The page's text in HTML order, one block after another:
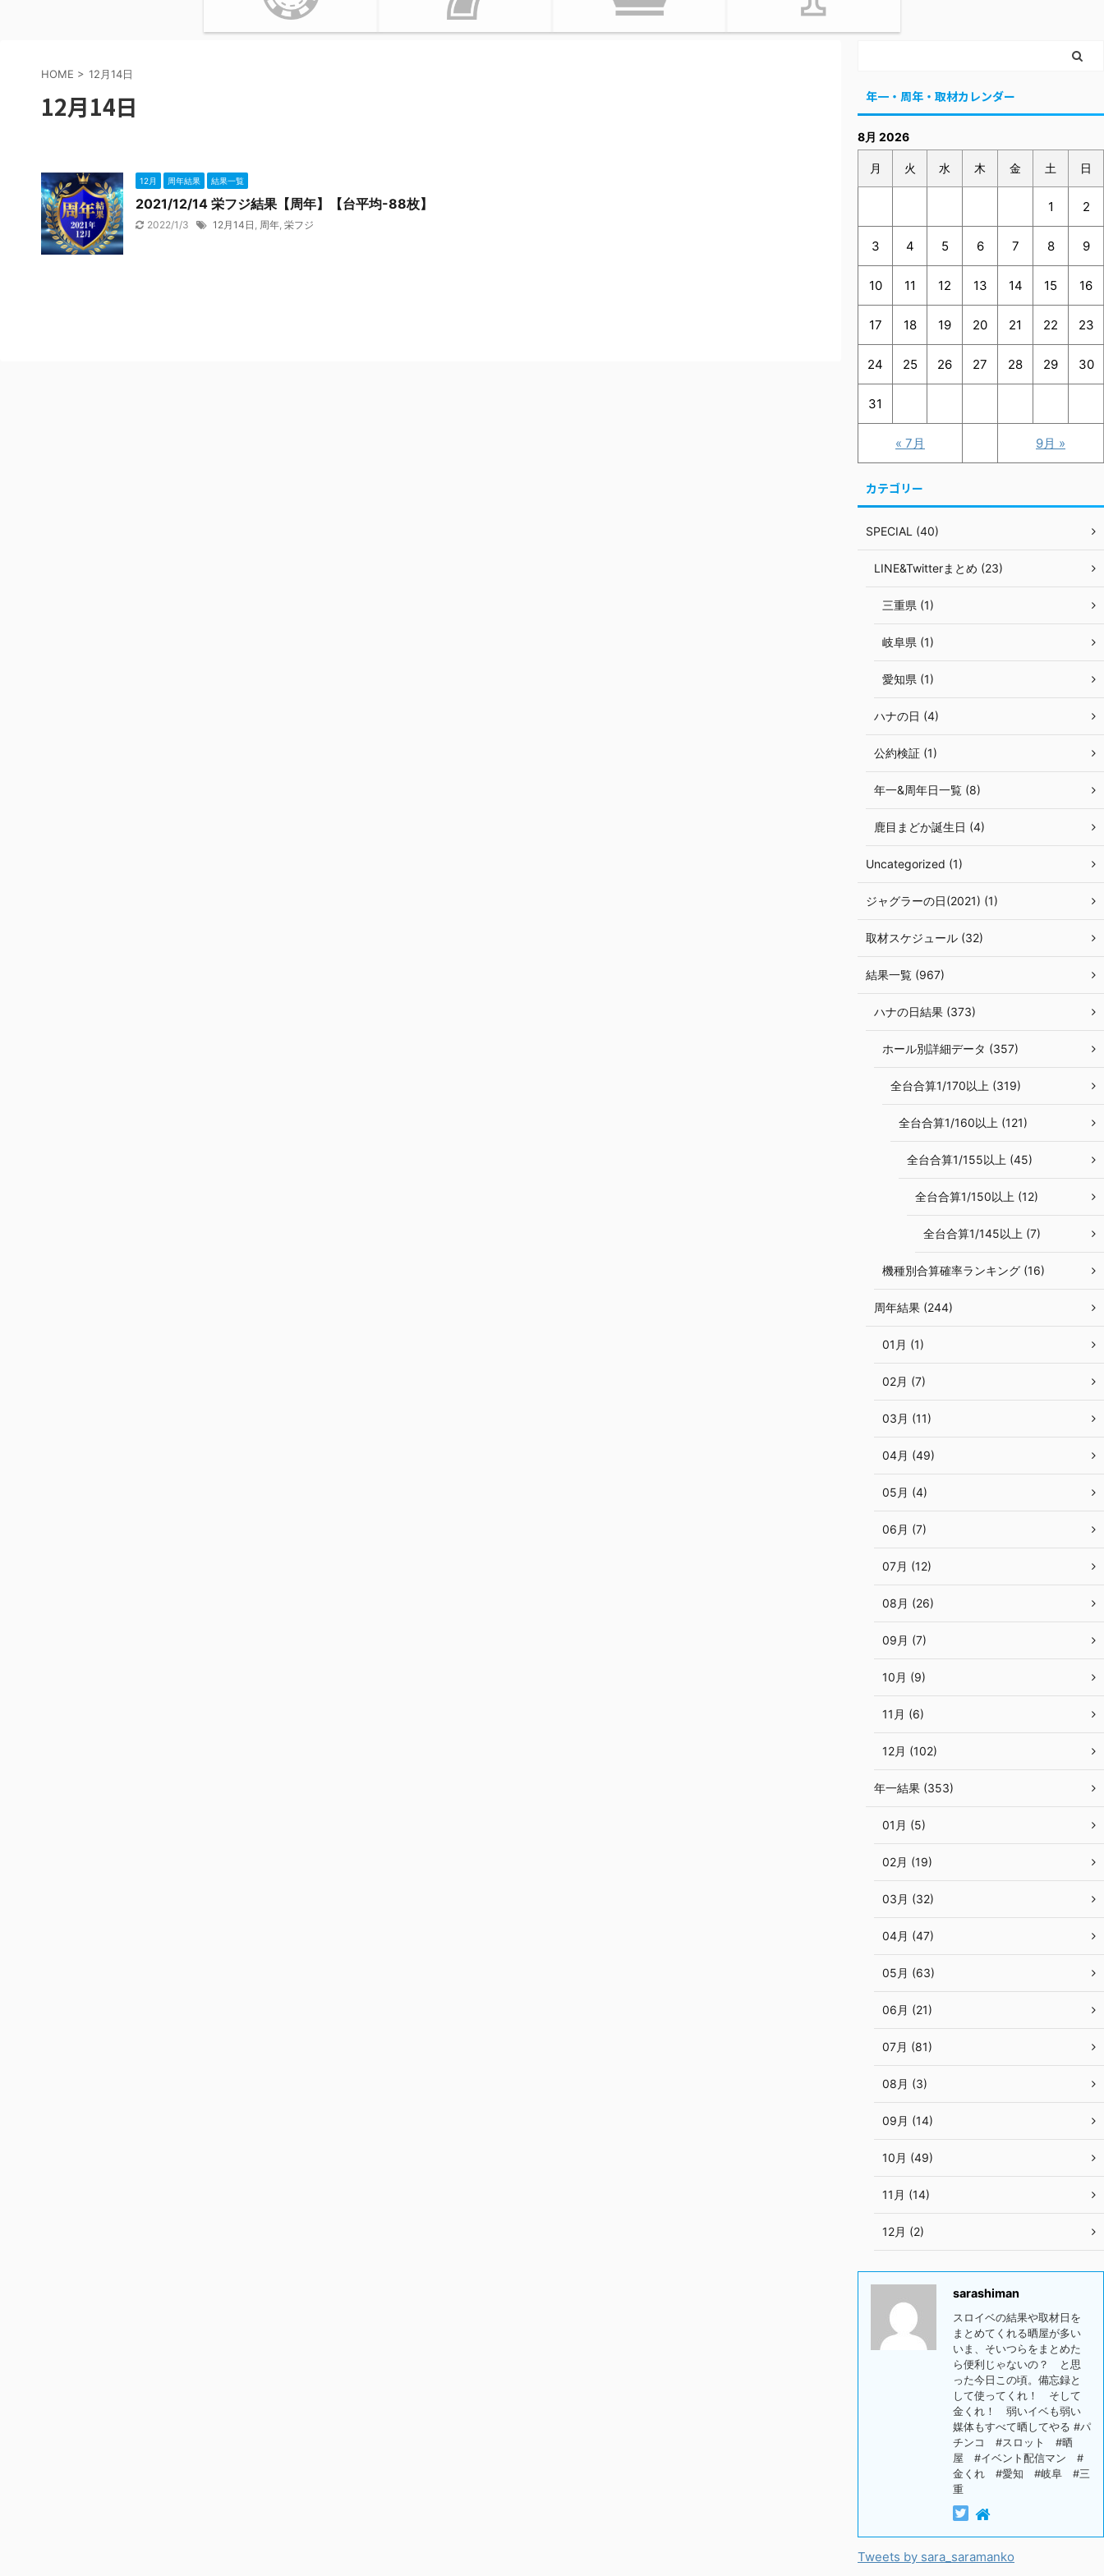
HOME > 12月14日
12月14日
12月 周年結果 結果一覧
2021/12/14 栄フジ結果【周年】【台平均-88枚】
2022/1/3 12月14日 , 周年, 栄フジ
年一・周年・取材カレンダー
8月 2026
月 火 水 木 金 土 日
1 2
3 4 5 6 7 8 9
10 11 12 13 14 15 16
17 18 19 20 21 22 23
24 25 26 27 28 29 30
31
« 7月 9月 »
カテゴリー
SPECIAL (40)
LINE&Twitterまとめ (23)
三重県 (1)
岐阜県 (1)
愛知県 (1)
ハナの日 (4)
公約検証 (1)
年一&周年日一覧 (8)
鹿目まどか誕生日 (4)
Uncategorized (1)
ジャグラーの日(2021) (1)
取材スケジュール (32)
結果一覧 (967)
ハナの日結果 (373)
ホール別詳細データ (357)
全台合算1/170以上 (319)
全台合算1/160以上 (121)
全台合算1/155以上 (45)
全台合算1/150以上 (12)
全台合算1/145以上 (7)
機種別合算確率ランキング (16)
周年結果 (244)
01月 (1)
02月 (7)
03月 (11)
04月 (49)
05月 (4)
06月 (7)
07月 (12)
08月 (26)
09月 (7)
10月 (9)
11月 (6)
12月 (102)
年一結果 (353)
01月 (5)
02月 (19)
03月 (32)
04月 (47)
05月 (63)
06月 (21)
07月 (81)
08月 (3)
09月 (14)
10月 (49)
11月 (14)
12月 (2)
sarashiman
スロイベの結果や取材日を
まとめてくれる晒屋が多い
いま、そいつらをまとめた
ら便利じゃないの？ と思
った今日この頃。備忘録と
して使ってくれ！ そして
金くれ！ 弱いイベも弱い
媒体もすべて晒してやる #パ
チンコ #スロット #晒
屋 #イベント配信マン #
金くれ #愛知 #岐阜 #三
重
Tweets by sara_saramanko